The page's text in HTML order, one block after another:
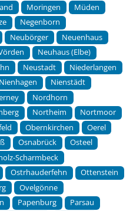
Moringen
Müden
Negenborn
Neubörger
Neuenhaus
Neuhaus (Elbe)
Neustadt
Niederlangen
Nienhagen
Nienstädt
Nordhorn
Northeim
Nortmoor
Obernkirchen
Oerel
Osnabrück
Osteel
Scharmbeck
Ostrhauderfehn
Ottenstein
Ovelgönne
Papenburg
Parsau